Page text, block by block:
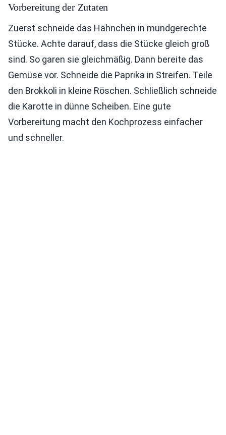
Vorbereitung der Zutaten
Zuerst schneide das Hähnchen in mundgerechte
Stücke. Achte darauf, dass die Stücke gleich groß
sind. So garen sie gleichmäßig. Dann bereite das
Gemüse vor. Schneide die Paprika in Streifen. Teile
den Brokkoli in kleine Röschen. Schließlich schneide
die Karotte in dünne Scheiben. Eine gute
Vorbereitung macht den Kochprozess einfacher
und schneller.